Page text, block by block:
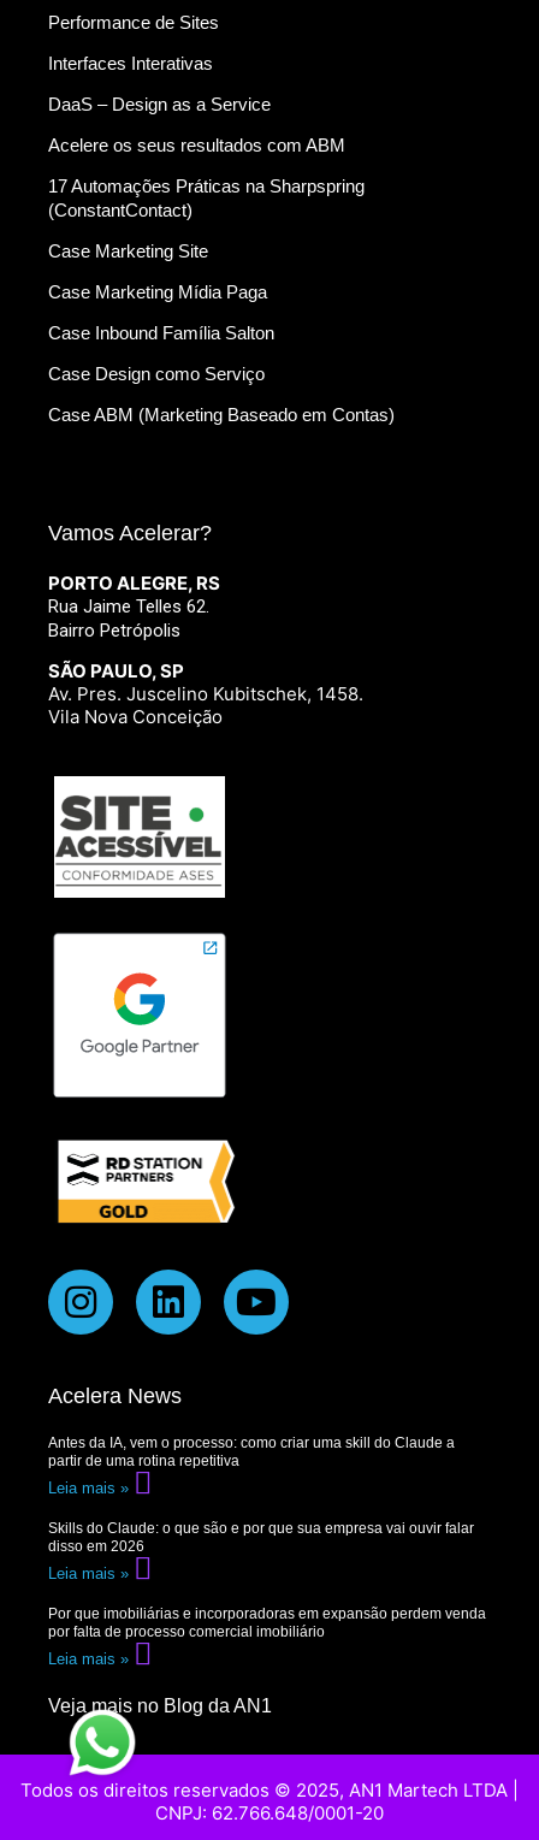
Performance de Sites
Interfaces Interativas
DaaS – Design as a Service
Acelere os seus resultados com ABM
17 Automações Práticas na Sharpspring
(ConstantContact)
Case Marketing Site
Case Marketing Mídia Paga
Case Inbound Família Salton
Case Design como Serviço
Case ABM (Marketing Baseado em Contas)
Vamos Acelerar?
PORTO ALEGRE, RS
Rua Jaime Telles 62.
Bairro Petrópolis
SÃO PAULO, SP
Av. Pres. Juscelino Kubitschek, 1458.
Vila Nova Conceição
Acelera News
Antes da IA, vem o processo: como criar uma skill do Claude a
partir de uma rotina repetitiva
Leia mais »
Skills do Claude: o que são e por que sua empresa vai ouvir falar
disso em 2026
Leia mais »
Por que imobiliárias e incorporadoras em expansão perdem venda
por falta de processo comercial imobiliário
Leia mais »
Veja mais no Blog da AN1
Todos os direitos reservados © 2025, AN1 Martech LTDA |
CNPJ: 62.766.648/0001-20